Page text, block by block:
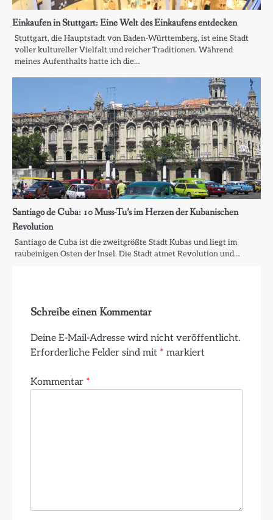
Einkaufen in Stuttgart: Eine Welt des Einkaufens entdecken
Stuttgart, die Hauptstadt von Baden-Württemberg, ist eine Stadt
voller kultureller Vielfalt und reicher Traditionen. Während
meines Aufenthalts hatte ich die…
Santiago de Cuba: 10 Muss-Tu’s im Herzen der Kubanischen
Revolution
Santiago de Cuba ist die zweitgrößte Stadt Kubas und liegt im
raubeinigen Osten der Insel. Die Stadt atmet Revolution und…
Schreibe einen Kommentar
Deine E-Mail-Adresse wird nicht veröffentlicht.
Erforderliche Felder sind mit * markiert
Kommentar *